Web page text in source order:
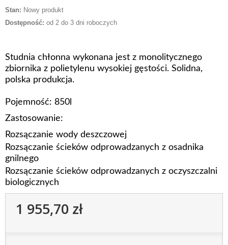
Stan: Nowy produkt
Dostępność: od 2 do 3 dni roboczych
Studnia chłonna wykonana jest z monolitycznego
zbiornika z polietylenu wysokiej gęstości. Solidna,
polska produkcja.
Pojemność: 850l
Zastosowanie:
Rozsączanie wody deszczowej
Rozsączanie ścieków odprowadzanych z osadnika
gnilnego
Rozsączanie ścieków odprowadzanych z oczyszczalni
biologicznych
1 955,70 zł